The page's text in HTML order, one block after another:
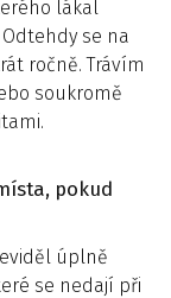
lákal
se na
ročně. Trávím
soukromě
pokud
úplně
se nedají při